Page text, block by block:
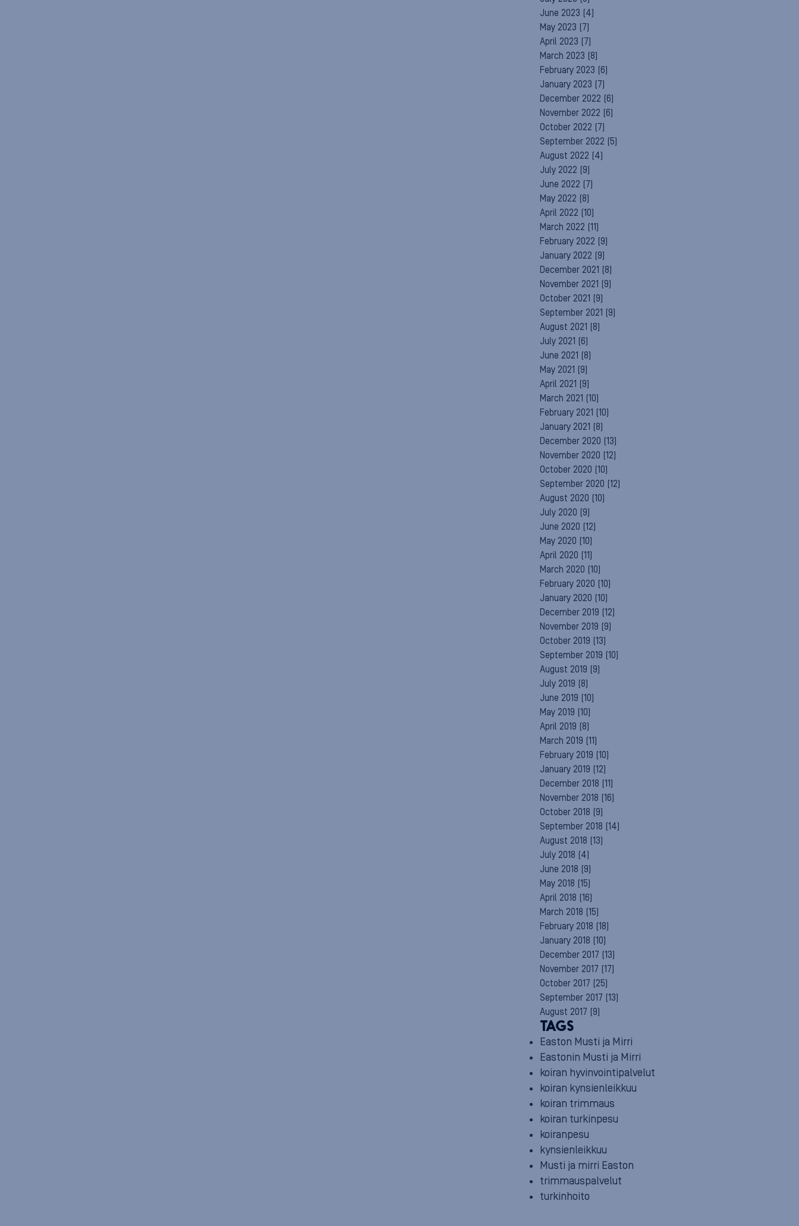
June 2023 (4)
May 2023 (7)
April 2023 (7)
March 2023 (8)
February 2023 (6)
January 2023 (7)
December 2022 (6)
November 2022 (6)
October 2022 (7)
September 2022 (5)
August 2022 (4)
July 2022 (9)
June 2022 (7)
May 2022 (8)
April 2022 (10)
March 2022 (11)
February 2022 (9)
January 2022 (9)
December 2021 (8)
November 2021 (9)
October 2021 (9)
September 2021 (9)
August 2021 (8)
July 2021 (6)
June 2021 (8)
May 2021 (9)
April 2021 (9)
March 2021 (10)
February 2021 (10)
January 2021 (8)
December 2020 (13)
November 2020 (12)
October 2020 (10)
September 2020 (12)
August 2020 (10)
July 2020 (9)
June 2020 (12)
May 2020 (10)
April 2020 (11)
March 2020 (10)
February 2020 (10)
January 2020 (10)
December 2019 (12)
November 2019 (9)
October 2019 (13)
September 2019 (10)
August 2019 (9)
July 2019 (8)
June 2019 (10)
May 2019 (10)
April 2019 (8)
March 2019 (11)
February 2019 (10)
January 2019 (12)
December 2018 (11)
November 2018 (16)
October 2018 (9)
September 2018 (14)
August 2018 (13)
July 2018 (4)
June 2018 (9)
May 2018 (15)
April 2018 (16)
March 2018 (15)
February 2018 (18)
January 2018 (10)
December 2017 (13)
November 2017 (17)
October 2017 (25)
September 2017 (13)
August 2017 (9)
TAGS
Easton Musti ja Mirri
Eastonin Musti ja Mirri
koiran hyvinvointipalvelut
koiran kynsienleikkuu
koiran trimmaus
koiran turkinpesu
koiranpesu
kynsienleikkuu
Musti ja mirri Easton
trimmauspalvelut
turkinhoito